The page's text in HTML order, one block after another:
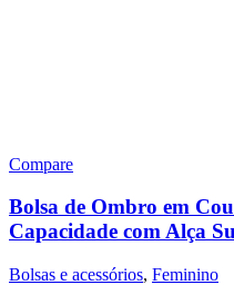
Compare
Bolsa de Ombro em
Capacidade com Alça
Bolsas e acessórios, Feminino